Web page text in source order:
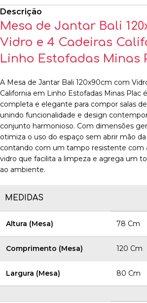
Descrição
Mesa de Jantar Bali
Vidro e 4 Cadeiras
Linho Estofadas Minas
A Mesa de Jantar Bali 120x90cm com
California em Linho Estofadas Minas Plac
completa e elegante para compor salas
unindo funcionalidade e design
conjunto harmonioso. Com dimensões
otimiza o uso do espaço sem abrir mão
contando com um tampo resistente com
vidro que facilita a limpeza e agrega um
ao ambiente.
MEDIDAS
Altura (Mesa) 78 Cm
Comprimento (Mesa) 120 Cm
Largura (Mesa) 80 Cm